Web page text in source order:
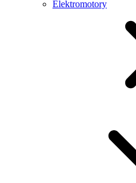
Elektromotory